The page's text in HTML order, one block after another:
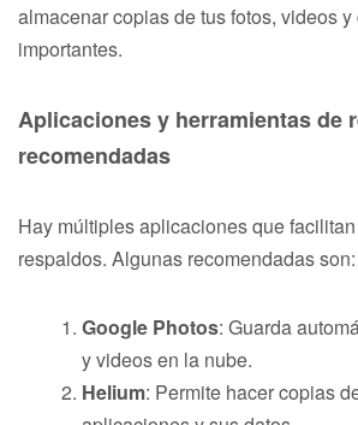
almacenar copias de tus fotos, videos
importantes.
Aplicaciones y herramientas de
recomendadas
Hay múltiples aplicaciones que
respaldos. Algunas recomendadas son:
Google Photos: Guarda
y videos en la nube.
Helium: Permite hacer copias